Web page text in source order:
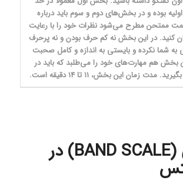
اولیه بوده و در بخش‌های دوم و سوم باید درباره
ممتحن مطرح می‌شود نظرات خود را با رعایت
کنید. در این بخش نه کم حرف بودن و نه پرحرف
شما نکرده و بایستی به اندازه و کامل صحبت
بخش هم مهارت‌های خود را می‌طلبد که باید در
مدت زمان این بخش، 11 تا 14 دقیقه است.
نمره دهی (BAND SCALE) در